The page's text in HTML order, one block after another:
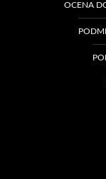
OCENA